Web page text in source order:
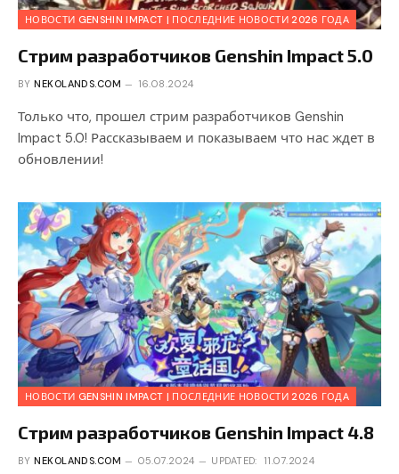
НОВОСТИ GENSHIN IMPACT | ПОСЛЕДНИЕ НОВОСТИ 2026 ГОДА
Стрим разработчиков Genshin Impact 5.0
BY NEKOLANDS.COM 16.08.2024
Только что, прошел стрим разработчиков Genshin
Impact 5.0! Рассказываем и показываем что нас ждет в
обновлении!
НОВОСТИ GENSHIN IMPACT | ПОСЛЕДНИЕ НОВОСТИ 2026 ГОДА
Стрим разработчиков Genshin Impact 4.8
BY NEKOLANDS.COM 05.07.2024 UPDATED: 11.07.2024